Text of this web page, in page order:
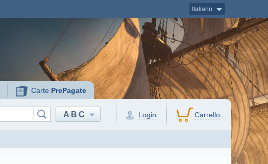
Italiano
Carte PrePagate
ABC Login Carrello